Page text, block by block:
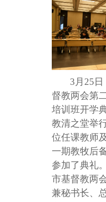
3月25
督教两会第
培训班开学
教清之堂举
位任课教师
一期教牧后
参加了典礼
市基督教两
兼秘书长、